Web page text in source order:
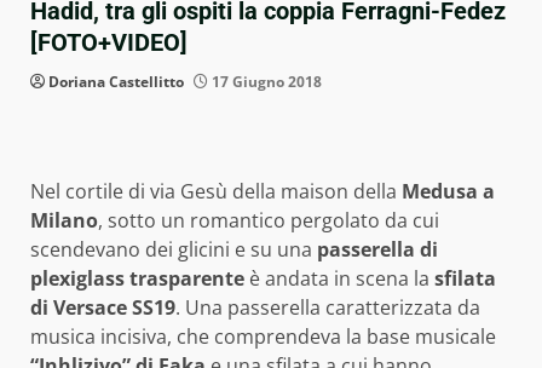
Hadid, tra gli ospiti la coppia Ferragni-Fedez
[FOTO+VIDEO]
Doriana Castellitto 17 Giugno 2018
Nel cortile di via Gesù della maison della Medusa a
Milano, sotto un romantico pergolato da cui
scendevano dei glicini e su una passerella di
plexiglasstrasparente è andata in scena la sfilata
di Versace SS19. Una passerella caratterizzata da
musica incisiva, che comprendeva la base musicale